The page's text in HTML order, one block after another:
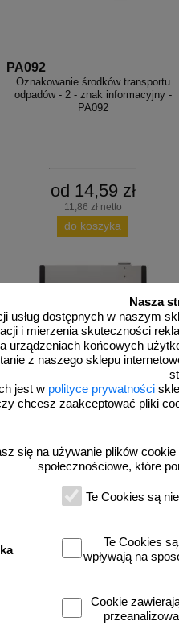
Nasza
usług dostępnych w naszym
i mierzenia skuteczności
urządzeniach końcowych
z naszego sklepu
jest w polityce prywatności
chcesz zaakceptować pliki
się na używanie plików
społecznościowe, które
Te Cookies są
Te Cookies
wpływają na
Cookie
PA092
Oznakowanie środków transportu
odpadów - 2 - znak informacyjny -
PA092
od 14,59 zł
11,86 zł netto
do koszyka
KX 0609
42,50 zł netto
do koszyka